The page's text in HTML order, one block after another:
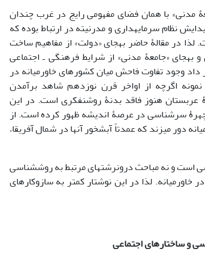
مدنی» با همان فضای مفهومی‏ رایج در غرب چندان
نظام سرمایه‏داری و مدرنیته در ارتباط بوده که
لذا در مقالۀ حاضر به‏جای «دولت» از مفاهیم ساخت
به‏جای «جامعۀ مدنی» از شرایط فرهنگی ـ اجتماعی
وجود تفاوت فاحش میان کشورهای خاورمیانه در
اگرچه از اواخر قرن نوزدهم شاهد برآمدن
عربستان هنوز فاقد بدنۀ روشن‏فکری است. در این
سرشناسی در عرصۀ ‏اندیشه ظهور کرده است. از
دور می‏زند که عمدتاً آبشخور آن‏ها در شمال آفریقا،
است و نه مباحث درون‏رشته‏ای مرتبط به روش‏شناسی
لذا در این نوشتار کمتر به سازوکارهای
و ساختارهای اجتماعی